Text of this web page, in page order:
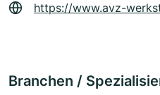
https://www.avz-
Branchen /